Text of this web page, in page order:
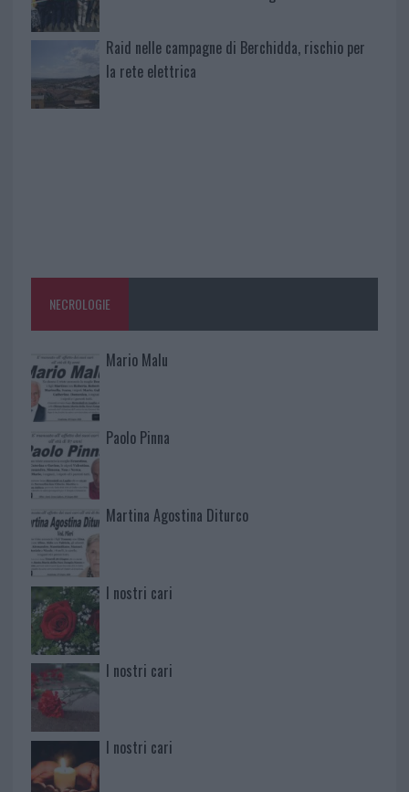
Raid nelle campagne di Berchidda, rischio per
la rete elettrica
NECROLOGIE
Mario Malu
Paolo Pinna
Martina Agostina Diturco
I nostri cari
I nostri cari
I nostri cari